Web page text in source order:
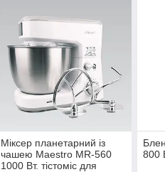
Міксер планетарний із
чашею Maestro MR-560
1000 Вт. тістоміс для
800